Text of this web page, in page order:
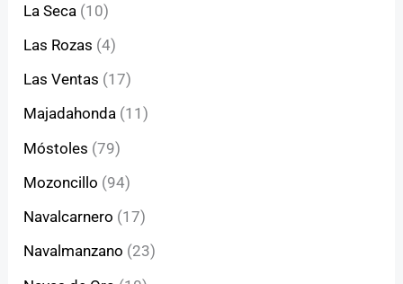
La Seca (10)
Las Rozas (4)
Las Ventas (17)
Majadahonda (11)
Móstoles (79)
Mozoncillo (94)
Navalcarnero (17)
Navalmanzano (23)